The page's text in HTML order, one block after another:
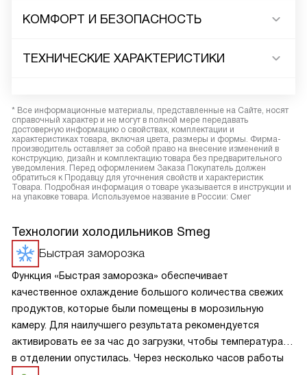
КОМФОРТ И БЕЗОПАСНОСТЬ
ТЕХНИЧЕСКИЕ ХАРАКТЕРИСТИКИ
* Все информационные материалы, представленные на Сайте, носят
справочный характер и не могут в полной мере передавать
достоверную информацию о свойствах, комплектации и
характеристиках товара, включая цвета, размеры и формы. Фирма-
производитель оставляет за собой право на внесение изменений в
конструкцию, дизайн и комплектацию товара без предварительного
уведомления. Перед оформлением Заказа Покупатель должен
обратиться к Продавцу для уточнения свойств и характеристик
Товара. Подробная информация о товаре указывается в инструкции и
на упаковке товара. Используемое название в России: Смег
Технологии холодильников Smeg
Быстрая заморозка
Функция «Быстрая заморозка» обеспечивает
качественное охлаждение большого количества свежих
продуктов, которые были помещены в морозильную
камеру. Для наилучшего результата рекомендуется
активировать ее за час до загрузки, чтобы температура
в отделении опустилась. Через несколько часов работы